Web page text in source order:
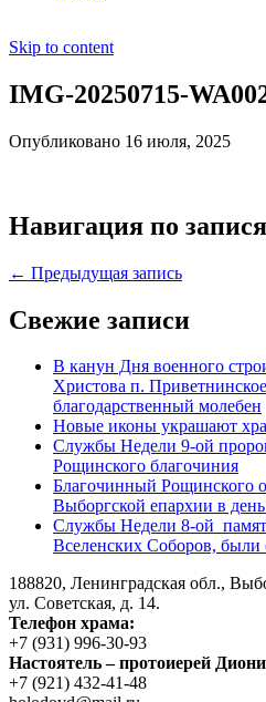
Skip to content
IMG-20250715-
Опубликовано 16 июля, 2025
Навигация по
← Предыдущая запись
Свежие записи
В канун Дня военного
Христова п. Приветнинское
благодарственный молебен
Новые иконы украшают
Службы Недели 9-ой
Рощинского благочиния
Благочинный Рощинского
Выборгской епархии в
Службы Недели 8-ой
Вселенских Соборов,
188820, Ленинградская обл.,
ул. Советская, д. 14.
Телефон храма:
+7 (931) 996-30-93
Настоятель – протоиерей
+7 (921) 432-41-48